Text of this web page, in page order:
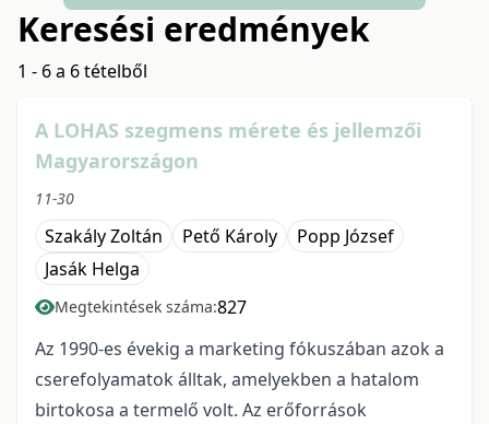
Keresési eredmények
1 - 6 a 6 tételből
A LOHAS szegmens mérete és jellemzői
Magyarországon
11-30
Szakály Zoltán Pető Károly
Popp József
Jasák Helga
Megtekintések száma:827
Az 1990-es évekig a marketing fókuszában azok a
cserefolyamatok álltak, amelyekben a hatalom
birtokosa a termelő volt. Az erőforrások